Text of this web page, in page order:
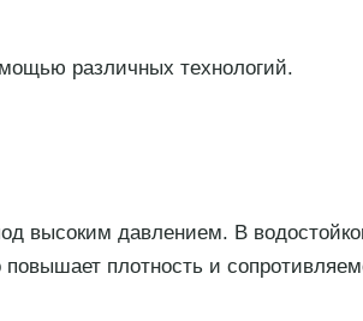
различных технологий.
высоким давлением. В
плотность и